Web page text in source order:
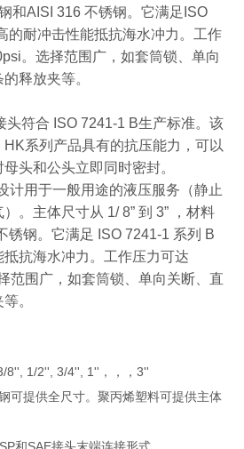
和AISI 316 不锈钢。它满足ISO
的耐冲击性能抵抗海水冲力。工作
。选择范围广，如套筒锁、单向
释放夹等。
头符合 ISO 7241-1 B生产标准。该
系列产品具有的抗压能力，可以
头和公头立即同时密封。
计用于一般用途的液压服务（静止
。主体尺寸从 1/ 8” 到 3” ，材料
锈钢。它满足 ISO 7241-1 系列 B
抗海水冲力。工作压力可达
范围广，如套筒锁、单向关断、直
。
8'', 1/2'', 3/4'', 1''，，，3''
可提供全尺寸。聚丙烯塑料可提供主体
和SAE接头末端连接形式